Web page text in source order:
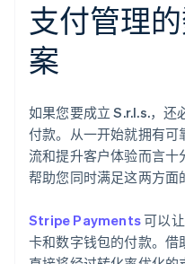
支付管理
案
如果您要成立 S.r.l.s.，还
付款。从一开始就拥有
流和提升客户体验而言
帮助您同时满足这两方面
Stripe Payments可以
卡和数字钱包的付款。借